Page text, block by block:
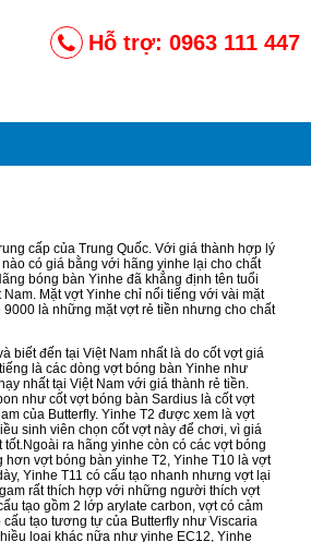
Hỗ trợ: 0963 111 447
cấp của Trung Quốc. Với giá thành hợp lý
có giá bằng với hãng yinhe lại cho chất
bóng bàn Yinhe đã khẳng định tên tuổi
Mặt vợt Yinhe chỉ nổi tiếng với vài mặt
là những mặt vợt rẻ tiền nhưng cho chất
biết đến tại Việt Nam nhất là do cốt vợt giá
là các dòng vợt bóng bàn Yinhe như
nhất tại Việt Nam với giá thành rẻ tiền.
như cốt vợt bóng bàn Sardius là cốt vợt
của Butterfly. Yinhe T2 được xem là vợt
sinh viên chọn cốt vợt này để chơi, vì giá
ra hãng yinhe còn có các vợt bóng
hơn vợt bóng bàn yinhe T2, Yinhe T10 là vợt
Yinhe T11 có cấu tạo nhanh nhưng vợt lại
rất thích hợp với những người thích vợt
tạo gồm 2 lớp arylate carbon, vợt có cảm
tạo tương tự của Butterfly như Viscaria
loại khác nữa như yinhe EC12, Yinhe